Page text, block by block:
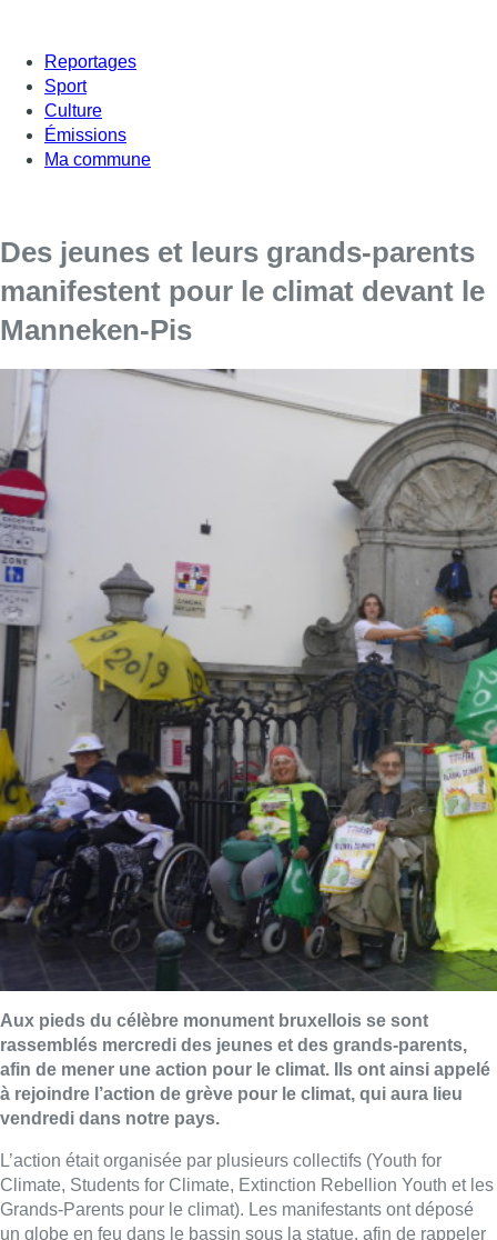
Reportages
Sport
Culture
Émissions
Ma commune
Des jeunes et leurs grands-parents
manifestent pour le climat devant le
Manneken-Pis
Aux pieds du célèbre monument bruxellois se sont
rassemblés mercredi des jeunes et des grands-parents,
afin de mener une action pour le climat. Ils ont ainsi appelé
à rejoindre l’action de grève pour le climat, qui aura lieu
vendredi dans notre pays.
L’action était organisée par plusieurs collectifs (Youth for
Climate, Students for Climate, Extinction Rebellion Youth et les
Grands-Parents pour le climat). Les manifestants ont déposé
un globe en feu dans le bassin sous la statue, afin de rappeler